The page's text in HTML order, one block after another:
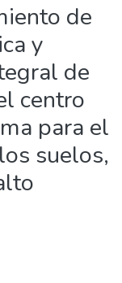
de
y
de
centro
para el
suelos,